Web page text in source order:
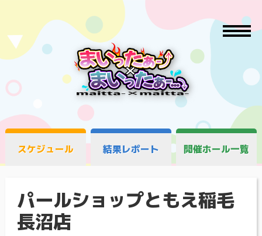
スケジュール 結果レポート 開催ホール一覧
パールショップともえ稲毛
長沼店